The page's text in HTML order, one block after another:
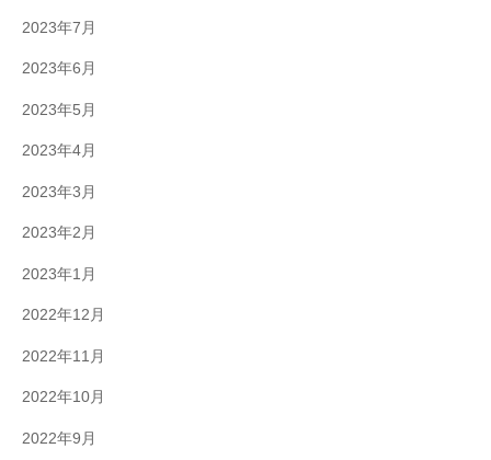
2023年7月
2023年6月
2023年5月
2023年4月
2023年3月
2023年2月
2023年1月
2022年12月
2022年11月
2022年10月
2022年9月